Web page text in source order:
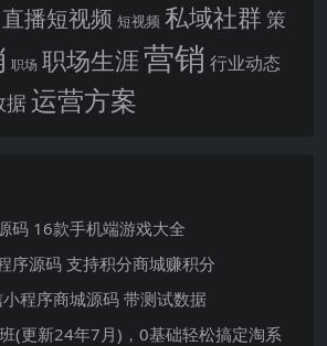
直播短视频 短视频 私域社群 策
职场 职场生涯营销 行业动态
据运营方案
码 16款手机端游戏大全
序源码 支持积分商城赚积分
程序商城源码 带测试数据
(更新24年7月)，0基础轻松搞定淘系